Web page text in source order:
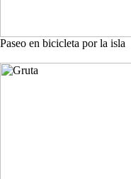
Paseo en bicicleta por la isla